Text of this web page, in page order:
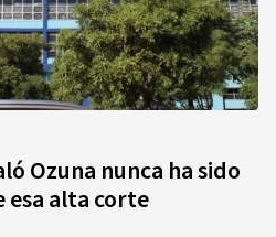
Ozuna nunca ha sido
esa alta corte